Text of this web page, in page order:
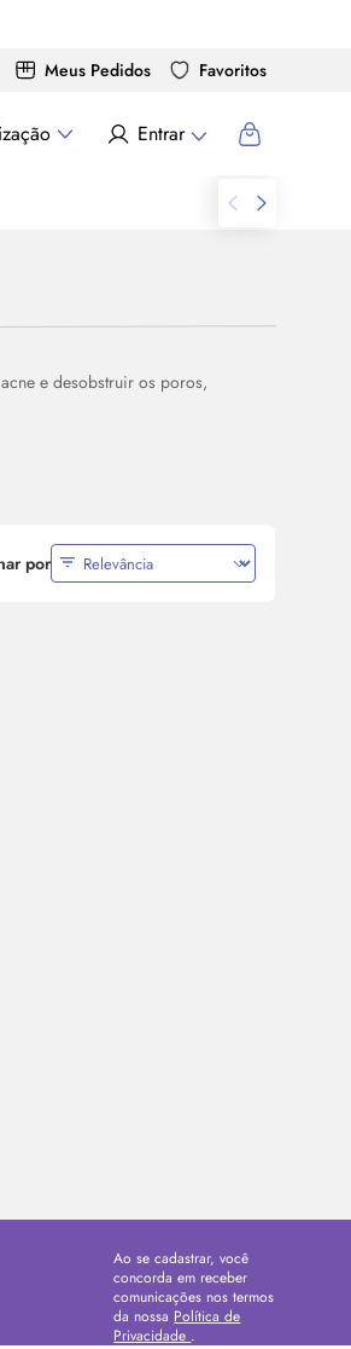
Meus Pedidos Favoritos
Entrar
e desobstruir os poros,
por
Ao se cadastrar, você
concorda em receber
comunicações nos termos
da nossa Política de
Privacidade .